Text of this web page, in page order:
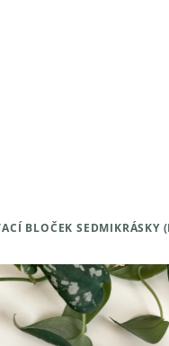
BLOČEK SEDMIKRÁSKY